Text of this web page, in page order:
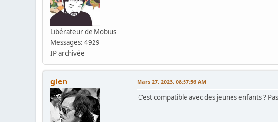
Libérateur de Mobius
Messages: 4929
IP archivée
glen Mars 27, 2023, 08:57:56 AM
C'est compatible avec des jeunes enfants ?